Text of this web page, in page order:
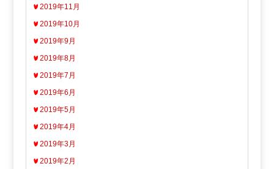
2019年11月
2019年10月
2019年9月
2019年8月
2019年7月
2019年6月
2019年5月
2019年4月
2019年3月
2019年2月